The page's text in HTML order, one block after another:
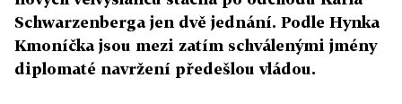
Schwarzenberga jen dvě jednání. Podle Hynka
Kmoníčka jsou mezi zatím schválenými jmény
diplomaté navržení předešlou vládou.